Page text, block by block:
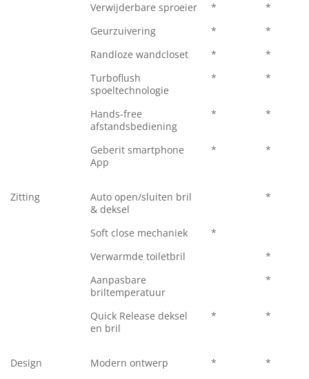
Verwijderbare sproeier
*
*
Geurzuivering
*
*
Randloze wandcloset
*
*
Turboflush
spoeltechnologie
* *
Hands-free
afstandsbediening
* *
Geberit smartphone
App
* *
Zitting
Auto open/sluiten bril
& deksel
*
Soft close mechaniek
*
Verwarmde toiletbril
*
Aanpasbare
briltemperatuur
*
Quick Release deksel
en bril
* *
Design Modern ontwerp *
*